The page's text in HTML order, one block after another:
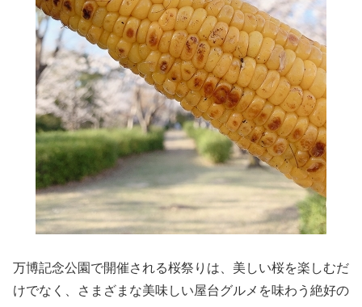
万博記念公園で開催される桜祭りは、美しい桜を楽しむだ
けでなく、さまざまな美味しい屋台グルメを味わう絶好の